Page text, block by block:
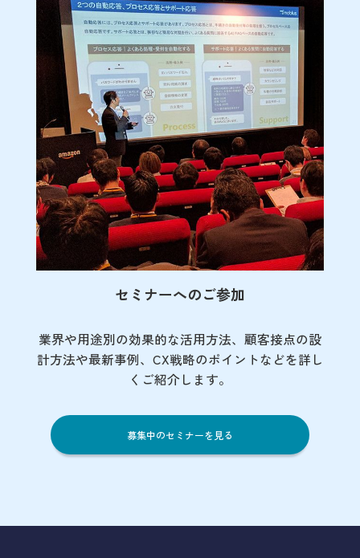
セミナーへのご参加
業界や用途別の効果的な活用方法、顧客接点の設
計方法や最新事例、CX戦略のポイントなどを詳し
くご紹介します。
募集中のセミナーを見る